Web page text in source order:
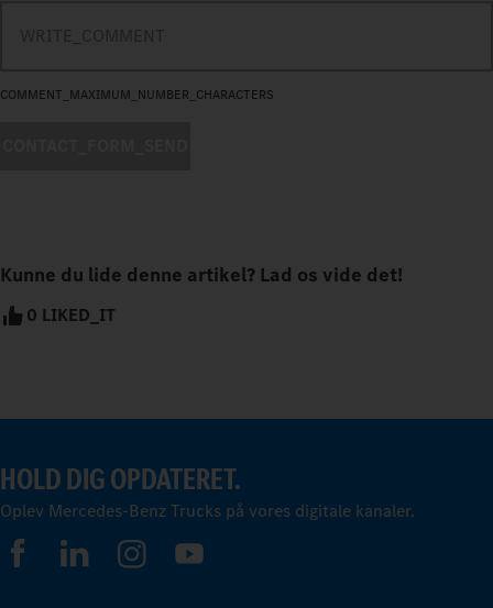
COMMENT_MAXIMUM_NUMBER_CHARACTERS
Kunne du lide denne artikel? Lad os vide det!
0 LIKED_IT
HOLD DIG OPDATERET.
Oplev Mercedes-Benz Trucks på vores digitale kanaler.